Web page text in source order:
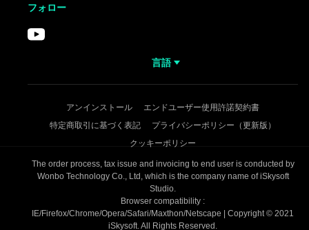
フォロー
言語
アンインストール
エンドユーザー使用許諾契約書
特定商取引に基づく表記
プライバシーポリシー（更新版）
クッキーポリシー
The order process, tax issue and invoicing to end user is conducted by
Wonbo Technology Co., Ltd, which is the company name of iSkysoft
Studio.
Browser compatibility :
IE/Firefox/Chrome/Opera/Safari/Maxthon/Netscape | Copyright © 2021
iSkysoft. All Rights Reserved.